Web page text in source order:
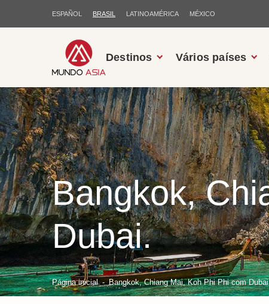
ESPAÑOL BRASIL LATINOAMÉRICA MÉXICO
Destinos Vários países
Bangkok,
Dubai.
Página inicial Bangkok, Chiang Mai, Koh Phi Phi com